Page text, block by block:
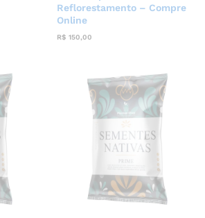
Reflorestamento – Compre
Online
R$ 150,00